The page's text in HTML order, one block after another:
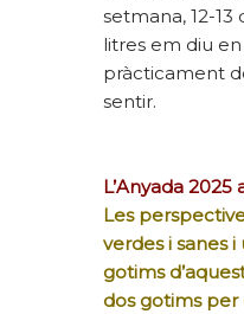
setmana, 12-
litres em diu
pràcticament
sentir.
L’Anyada
Les
verdes i sanes
gotims
dos gotims per